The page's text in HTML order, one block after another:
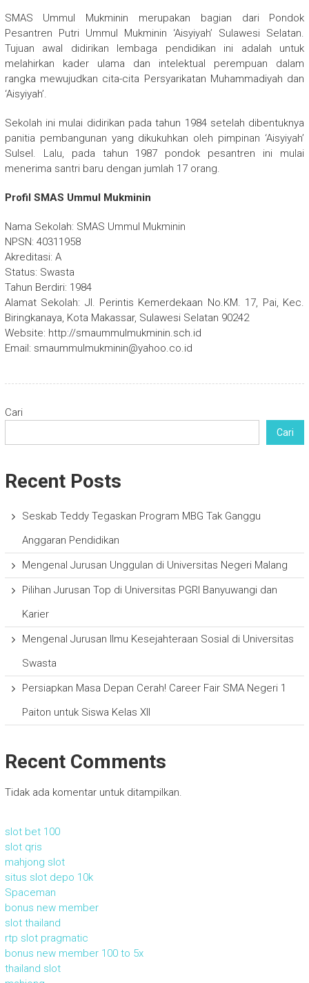
SMAS Ummul Mukminin merupakan bagian dari Pondok
Pesantren Putri Ummul Mukminin ‘Aisyiyah’ Sulawesi Selatan.
Tujuan awal didirikan lembaga pendidikan ini adalah untuk
melahirkan kader ulama dan intelektual perempuan dalam
rangka mewujudkan cita-cita Persyarikatan Muhammadiyah dan
‘Aisyiyah’.
Sekolah ini mulai didirikan pada tahun 1984 setelah dibentuknya
panitia pembangunan yang dikukuhkan oleh pimpinan ‘Aisyiyah’
Sulsel. Lalu, pada tahun 1987 pondok pesantren ini mulai
menerima santri baru dengan jumlah 17 orang.
Profil SMAS Ummul Mukminin
Nama Sekolah: SMAS Ummul Mukminin
NPSN: 40311958
Akreditasi: A
Status: Swasta
Tahun Berdiri: 1984
Alamat Sekolah: Jl. Perintis Kemerdekaan No.KM. 17, Pai, Kec.
Biringkanaya, Kota Makassar, Sulawesi Selatan 90242
Website: http://smaummulmukminin.sch.id
Email: smaummulmukminin@yahoo.co.id
Cari
Cari
Recent Posts
Seskab Teddy Tegaskan Program MBG Tak Ganggu
Anggaran Pendidikan
Mengenal Jurusan Unggulan di Universitas Negeri Malang
Pilihan Jurusan Top di Universitas PGRI Banyuwangi dan
Karier
Mengenal Jurusan Ilmu Kesejahteraan Sosial di Universitas
Swasta
Persiapkan Masa Depan Cerah! Career Fair SMA Negeri 1
Paiton untuk Siswa Kelas XII
Recent Comments
Tidak ada komentar untuk ditampilkan.
slot bet 100
slot qris
mahjong slot
situs slot depo 10k
Spaceman
bonus new member
slot thailand
rtp slot pragmatic
bonus new member 100 to 5x
thailand slot